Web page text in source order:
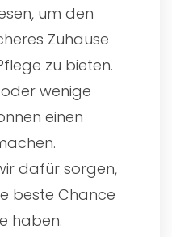
um den
Zuhause
zu bieten.
wenige
einen
dafür sorgen,
beste Chance
haben.